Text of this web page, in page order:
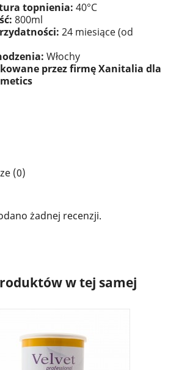
topnienia: 40°C
800ml
24 miesiące (od
Włochy
przez firmę Xanitalia dla
(0)
żadnej recenzji.
w tej samej